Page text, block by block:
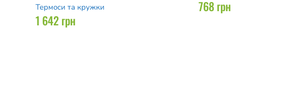
Термоси та кружки
1 642грн
768грн